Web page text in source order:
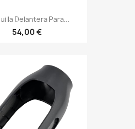
Delantera Para...
54,00 €